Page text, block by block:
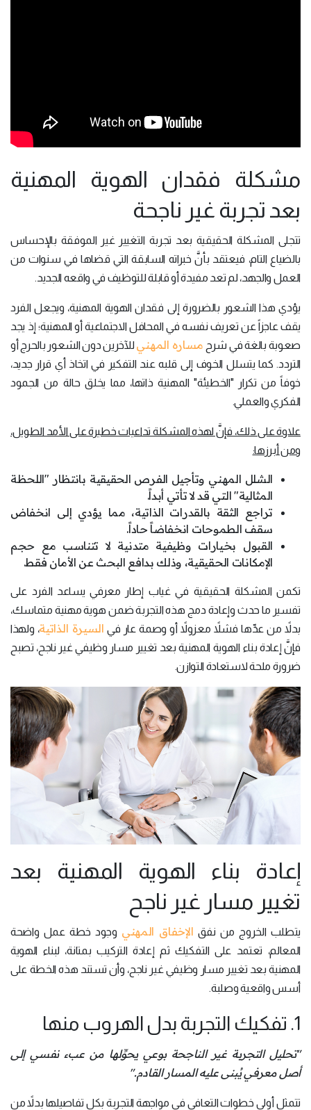
مشكلة فقدان الهوية المهنية
بعد تجربة غير ناجحة
تتجلى المشكلة الحقيقية بعد تجربة التغيير غير الموفقة بالإحساس
بالضياع التام، فيعتقد بأنَّ خبراته السابقة التي قضاها في سنوات من
العمل والجهد، لم تعد مفيدة أو قابلة للتوظيف في واقعه الجديد.
يؤدي هذا الشعور بالضرورة إلى فقدان الهوية المهنية، ويجعل الفرد
يقف عاجزاً عن تعريف نفسه في المحافل الاجتماعية أو المهنية؛ إذ يجد
صعوبة بالغة في شرح مساره المهني للآخرين دون الشعور بالحرج أو
التردد. كما يتسلل الخوف إلى قلبه عند التفكير في اتخاذ أي قرار جديد،
خوفاً من تكرار "الخطيئة" المهنية ذاتها، مما يخلق حالة من الجمود
الفكري والعملي.
علاوة على ذلك، فإنَّ لهذه المشكلة تداعيات خطيرة على الأمد الطويل،
ومن أبرزها:
الشلل المهني وتأجيل الفرص الحقيقية بانتظار "اللحظة
المثالية" التي قد لا تأتي أبداً.
تراجع الثقة بالقدرات الذاتية، مما يؤدي إلى انخفاض
سقف الطموحات انخفاضاً حاداً.
القبول بخيارات وظيفية متدنية لا تتناسب مع حجم
الإمكانات الحقيقية، وذلك بدافع البحث عن الأمان فقط.
تكمن المشكلة الحقيقية في غياب إطار معرفي يساعد الفرد على
تفسير ما حدث وإعادة دمج هذه التجربة ضمن هوية مهنية متماسك،
بدلاً من عدِّها فشلاً معزولاً أو وصمة عار في السيرة الذاتية، ولهذا
فإنَّ إعادة بناء الهوية المهنية بعد تغيير مسار وظيفي غير ناجح، تصبح
ضرورة ملحة لاستعادة التوازن.
إعادة بناء الهوية المهنية بعد
تغيير مسار غير ناجح
يتطلب الخروج من نفق الإخفاق المهني وجود خطة عمل واضحة
المعالم، تعتمد على التفكيك ثم إعادة التركيب بمتانة، لبناء الهوية
المهنية بعد تغيير مسار وظيفي غير ناجح، وأن تستند هذه الخطة على
أسس واقعية وصلبة.
1. تفكيك التجربة بدل الهروب منها
"تحليل التجربة غير الناجحة بوعي يحوِّلها من عبء نفسي إلى
أصل معرفي يُبنى عليه المسار القادم."
تتمثل أولى خطوات التعافي في مواجهة التجربة بكل تفاصيلها بدلاً من